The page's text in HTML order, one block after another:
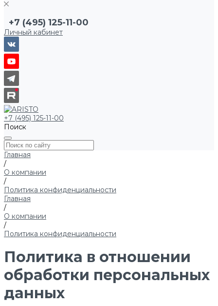
+7 (495) 125-11-00
Личный кабинет
+7 (495) 125-11-00
Поиск
Главная
/
О компании
/
Политика конфиденциальности
Главная
/
О компании
/
Политика конфиденциальности
Политика в отношении
обработки персональных
данных